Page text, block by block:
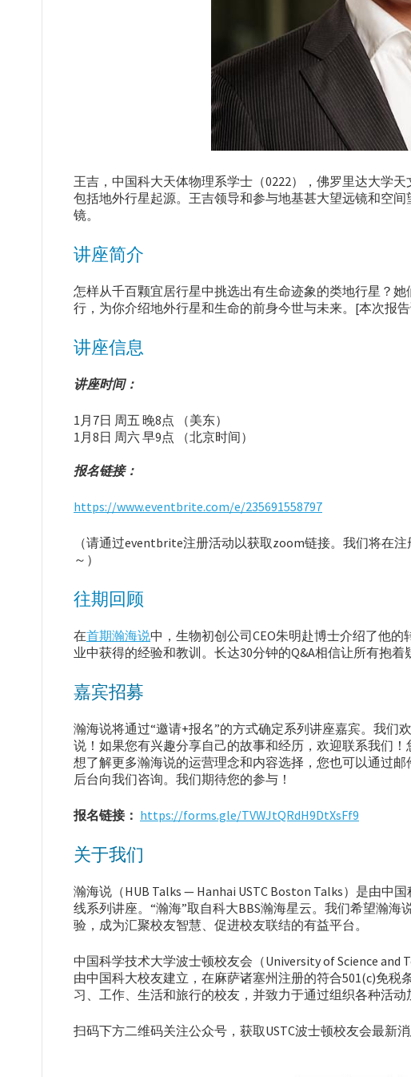
王吉，中国科大天体物理系学士（0222），佛罗里达大学
包括地外行星起源。王吉领导和参与地基甚大望远镜和空
镜。
讲座简介
怎样从千百颗宜居行星中挑选出有生命迹象的类地行星？
行，为你介绍地外行星和生命的前身今世与未来。[本次报
讲座信息
讲座时间：
1月7日 周五 晚8点 （美东）
1月8日 周六 早9点 （北京时间）
报名链接：
https://www.eventbrite.com/e/235691558797
（请通过eventbrite注册活动以获取zoom链接。我们将在
～）
往期回顾
在首期瀚海说中，生物初创公司CEO朱明赴博士介绍了他
业中获得的经验和教训。长达30分钟的Q&A相信让所有抱着
嘉宾招募
瀚海说将通过“邀请+报名”的方式确定系列讲座嘉宾。我
说！如果您有兴趣分享自己的故事和经历，欢迎联系我们
想了解更多瀚海说的运营理念和内容选择，您也可以通过
后台向我们咨询。我们期待您的参与！
报名链接： https://forms.gle/TVWJtQRdH9DtXsFf9
关于我们
瀚海说（HUB Talks — Hanhai USTC Boston Talks）是由
线系列讲座。“瀚海”取自科大BBS瀚海星云。我们希望瀚
验，成为汇聚校友智慧、促进校友联结的有益平台。
中国科学技术大学波士顿校友会（University of Science and
由中国科大校友建立，在麻萨诸塞州注册的符合501(c)免
习、工作、生活和旅行的校友，并致力于通过组织各种活
扫码下方二维码关注公众号，获取USTC波士顿校友会最新